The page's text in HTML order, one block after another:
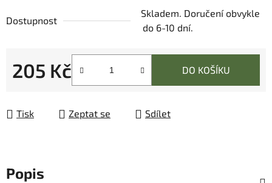
Dostupnost
Skladem. Doručení obvykle
do 6-10 dní.
205 Kč DO KOŠÍKU
Tisk Zeptat se Sdílet
Popis